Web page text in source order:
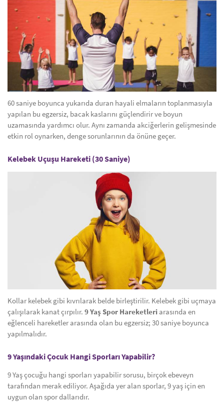
60 saniye boyunca yukarıda duran hayali elmaların toplanmasıyla
yapılan bu egzersiz, bacak kaslarını güçlendirir ve boyun
uzamasında yardımcı olur. Aynı zamanda akciğerlerin gelişmesinde
etkin rol oynarken, denge sorunlarının da önüne geçer.
Kelebek Uçuşu Hareketi (30 Saniye)
Kollar kelebek gibi kıvrılarak belde birleştirilir. Kelebek gibi uçmaya
çalışılarak kanat çırpılır. 9 Yaş Spor Hareketleri arasında en
eğlenceli hareketler arasında olan bu egzersiz; 30 saniye boyunca
yapılmalıdır.
9 Yaşındaki Çocuk Hangi Sporları Yapabilir?
9 Yaş çocuğu hangi sporları yapabilir sorusu, birçok ebeveyn
tarafından merak ediliyor. Aşağıda yer alan sporlar, 9 yaş için en
uygun olan spor dallarıdır.